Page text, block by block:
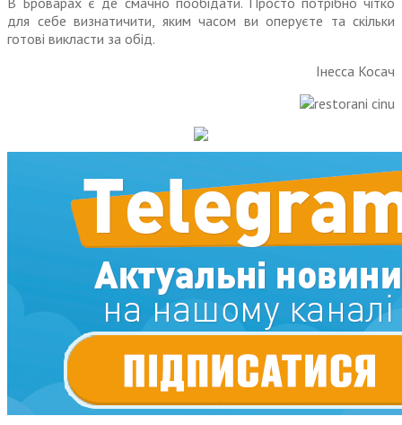
для себе визнатичити, яким часом ви оперуєте та скільки
готові викласти за обід.
Інесса Косач